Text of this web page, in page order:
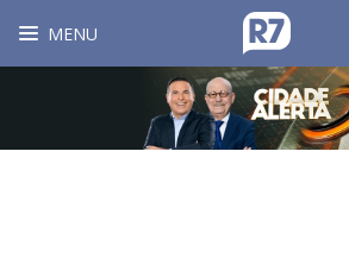
MENU